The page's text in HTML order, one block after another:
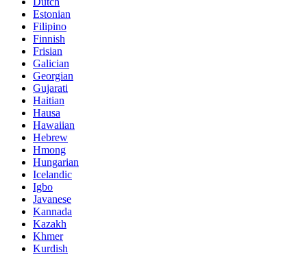
Estonian
Filipino
Finnish
Frisian
Galician
Georgian
Gujarati
Haitian
Hausa
Hawaiian
Hebrew
Hmong
Hungarian
Icelandic
Igbo
Javanese
Kannada
Kazakh
Khmer
Kurdish